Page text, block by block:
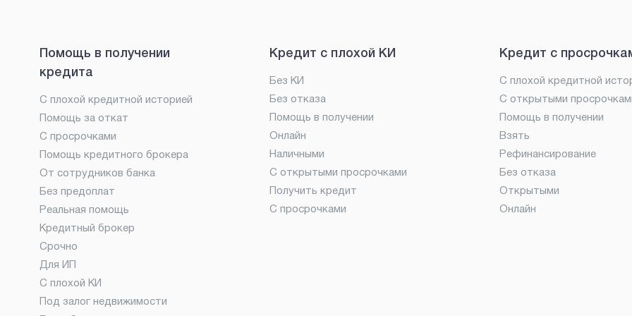
Помощь в получении
кредита
С плохой кредитной историей
Помощь за откат
С просрочками
Помощь кредитного брокера
От сотрудников банка
Без предоплат
Реальная помощь
Кредитный брокер
Срочно
Для ИП
С плохой КИ
Под залог недвижимости
Кредит с плохой КИ
Без КИ
Без отказа
Помощь в получении
Онлайн
Наличными
С открытыми просрочками
Получить кредит
С просрочками
Кредит с
С плохой кредитной
С открытыми
Помощь в получении
Взять
Рефинансирование
Без отказа
Открытыми
Онлайн